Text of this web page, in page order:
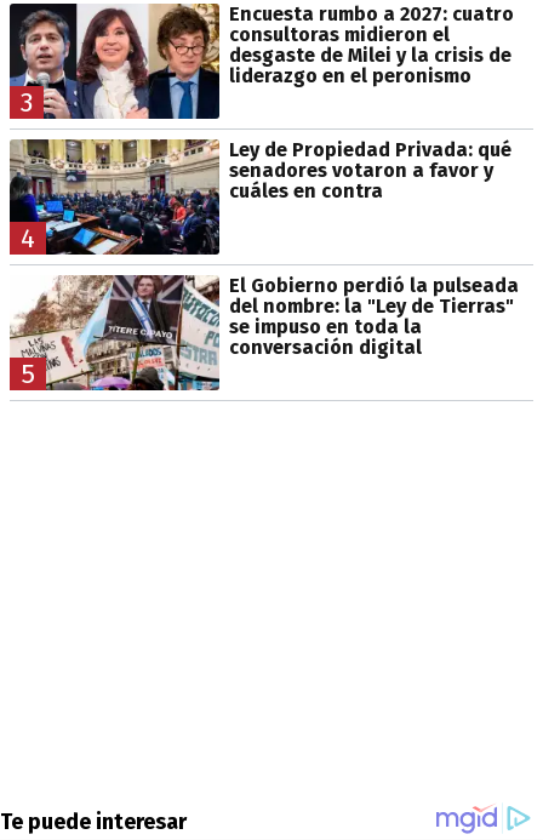
3
Encuesta rumbo a 2027: cuatro
consultoras midieron el
desgaste de Milei y la crisis de
liderazgo en el peronismo
4
Ley de Propiedad Privada: qué
senadores votaron a favor y
cuáles en contra
5
El Gobierno perdió la pulseada
del nombre: la "Ley de Tierras"
se impuso en toda la
conversación digital